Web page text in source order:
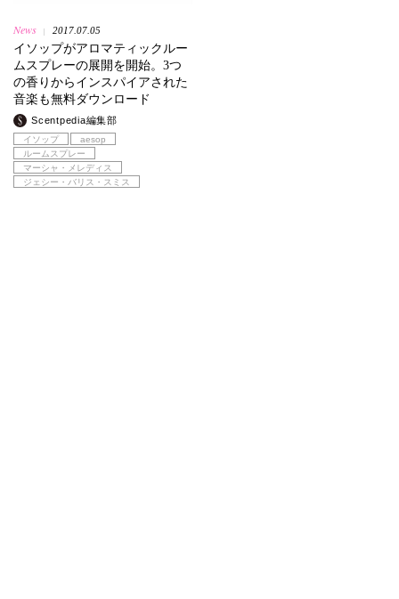
News 2017.07.05
イソップがアロマティックルー
ムスプレーの展開を開始。3つ
の香りからインスパイアされた
音楽も無料ダウンロード
Scentpedia編集部
イソップ
aesop
ルームスプレー
マーシャ・メレディス
ジェシー・バリス・スミス